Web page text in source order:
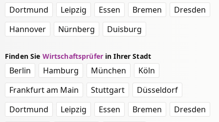
Dortmund
Leipzig Essen Bremen
Dresden
Hannover
Nürnberg Duisburg
Finden Sie Wirtschaftsprüferin Ihrer Stadt
Berlin Hamburg München
Köln
Frankfurt am Main
Stuttgart
Düsseldorf
Dortmund
Leipzig Essen Bremen
Dresden